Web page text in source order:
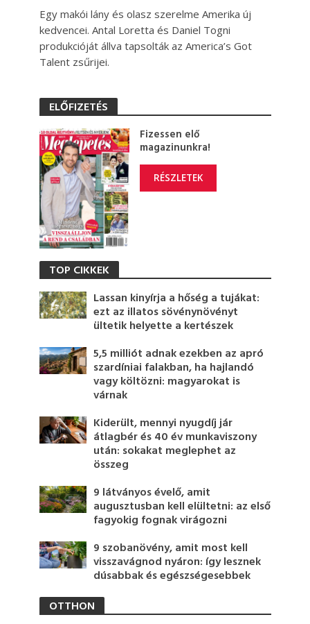
Egy makói lány és olasz szerelme Amerika új
kedvencei. Antal Loretta és Daniel Togni
produkcióját állva tapsolták az America’s Got
Talent zsűrijei.
ELŐFIZETÉS
Fizessen elő
magazinunkra!
RÉSZLETEK
TOP CIKKEK
Lassan kinyírja a hőség a tujákat:
ezt az illatos sövénynövényt
ültetik helyette a kertészek
5,5 milliót adnak ezekben az apró
szardíniai falakban, ha hajlandó
vagy költözni: magyarokat is
várnak
Kiderült, mennyi nyugdíj jár
átlagbér és 40 év munkaviszony
után: sokakat meglephet az
összeg
9 látványos évelő, amit
augusztusban kell elültetni: az első
fagyokig fognak virágozni
9 szobanövény, amit most kell
visszavágnod nyáron: így lesznek
dúsabbak és egészségesebbek
OTTHON